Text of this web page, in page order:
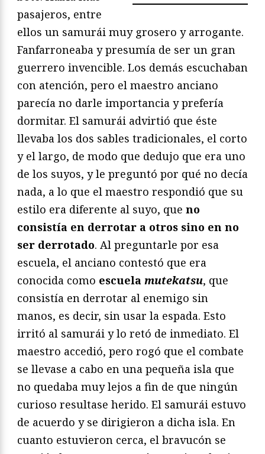
pasajeros, entre
ellos un samurái muy grosero y arrogante.
Fanfarroneaba y presumía de ser un gran
guerrero invencible. Los demás escuchaban
con atención, pero el maestro anciano
parecía no darle importancia y prefería
dormitar. El samurái advirtió que éste
llevaba los dos sables tradicionales, el corto
y el largo, de modo que dedujo que era uno
de los suyos, y le preguntó por qué no decía
nada, a lo que el maestro respondió que su
estilo era diferente al suyo, que no
consistía en derrotar a otros sino en no
ser derrotado. Al preguntarle por esa
escuela, el anciano contestó que era
conocida como escuela mutekatsu, que
consistía en derrotar al enemigo sin
manos, es decir, sin usar la espada. Esto
irritó al samurái y lo retó de inmediato. El
maestro accedió, pero rogó que el combate
se llevase a cabo en una pequeña isla que
no quedaba muy lejos a fin de que ningún
curioso resultase herido. El samurái estuvo
de acuerdo y se dirigieron a dicha isla. En
cuanto estuvieron cerca, el bravucón se